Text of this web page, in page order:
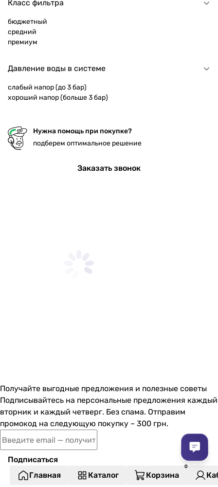
Класс фильтра
бюджетный
средний
премиум
Давление воды в системе
слабый напор (до 3 бар)
хороший напор (больше 3 бар)
Нужна помощь при покупке?
подберем оптимальное решение
Заказать звонок
Получайте выгодные предложения и полезные советы
Подписывайтесь на персональные предложения каждый
вторник и каждый четверг. Без спама. Отправим
промокод на следующую покупку – 300 грн.
Подписаться
Главная
Каталог Корзина